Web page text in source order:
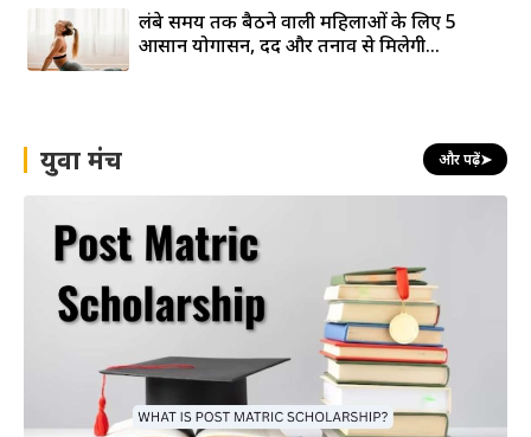
लंबे समय तक बैठने वाली महिलाओं के लिए 5
आसान योगासन, दर्द और तनाव से मिलेगी...
युवा मंच और पढ़ें➤